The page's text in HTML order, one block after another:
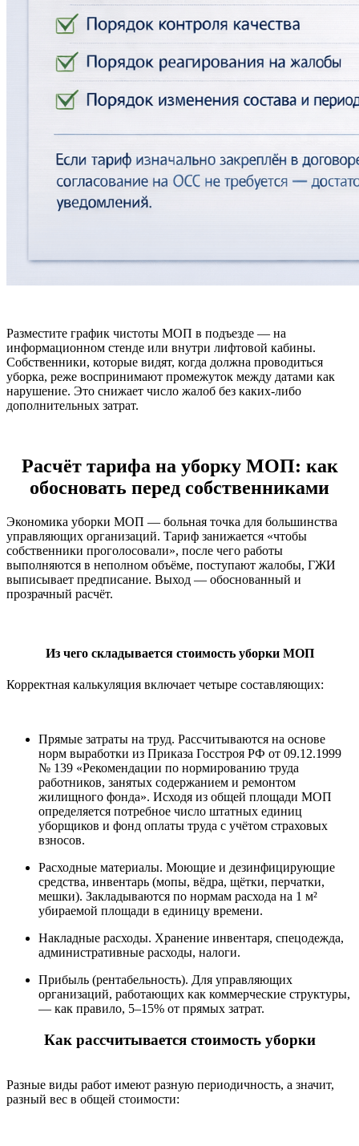
Разместите график чистоты МОП в подъезде — на
информационном стенде или внутри лифтовой кабины.
Собственники, которые видят, когда должна проводиться
уборка, реже воспринимают промежуток между датами как
нарушение. Это снижает число жалоб без каких-либо
дополнительных затрат.
Расчёт тарифа на уборку МОП: как
обосновать перед собственниками
Экономика уборки МОП — больная точка для большинства
управляющих организаций. Тариф занижается «чтобы
собственники проголосовали», после чего работы
выполняются в неполном объёме, поступают жалобы, ГЖИ
выписывает предписание. Выход — обоснованный и
прозрачный расчёт.
Из чего складывается стоимость уборки МОП
Корректная калькуляция включает четыре составляющих:
Прямые затраты на труд. Рассчитываются на основе
норм выработки из Приказа Госстроя РФ от 09.12.1999
№ 139 «Рекомендации по нормированию труда
работников, занятых содержанием и ремонтом
жилищного фонда». Исходя из общей площади МОП
определяется потребное число штатных единиц
уборщиков и фонд оплаты труда с учётом страховых
взносов.
Расходные материалы. Моющие и дезинфицирующие
средства, инвентарь (мопы, вёдра, щётки, перчатки,
мешки). Закладываются по нормам расхода на 1 м²
убираемой площади в единицу времени.
Накладные расходы. Хранение инвентаря, спецодежда,
административные расходы, налоги.
Прибыль (рентабельность). Для управляющих
организаций, работающих как коммерческие структуры,
— как правило, 5–15% от прямых затрат.
Как рассчитывается стоимость уборки
Разные виды работ имеют разную периодичность, а значит,
разный вес в общей стоимости: